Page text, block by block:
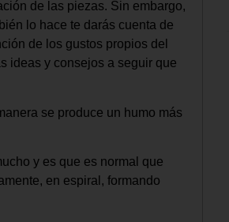
de las piezas. Sin embargo,
lo hace te darás cuenta de
de los gustos propios del
ideas y consejos a seguir que
se produce un humo más
y es que es normal que
en espiral, formando